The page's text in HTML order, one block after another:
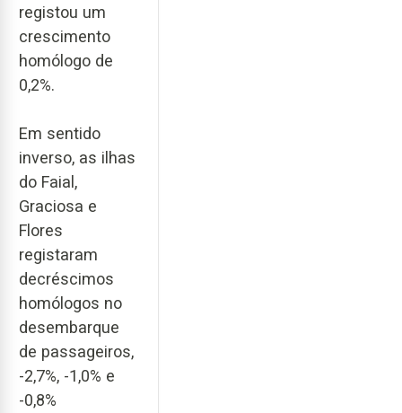
registou um
crescimento
homólogo de
0,2%.
Em sentido
inverso, as ilhas
do Faial,
Graciosa e
Flores
registaram
decréscimos
homólogos no
desembarque
de passageiros,
-2,7%, -1,0% e
-0,8%